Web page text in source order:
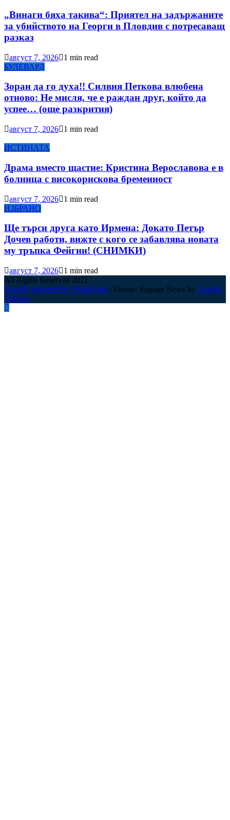
„Винаги бяха такива“: Приятел на задържаните
за убийството на Георги в Пловдив с потресаващ
разказ
август 7, 2026
1 min read
БУЛЕВАРД
Зоран да го духа!! Силвия Петкова влюбена
отново: Не мисля, че е раждан друг, който да
успее… (още разкрития)
август 7, 2026 1 min read
ИСТИНАТА
Драма вместо щастие: Кристина Верославова е в
болница с високорискова бременност
август 7, 2026
1 min read
ИЗБРАНО
Ще търси друга като Ирмена: Докато Петър
Дочев работи, вижте с кого се забавлява новата
му тръпка Фейгин! (СНИМКИ)
август 7, 2026
1 min read
All Rights Reserved 2021.
Proudly powered by WordPress | Theme: Engage News by Candid
Themes.